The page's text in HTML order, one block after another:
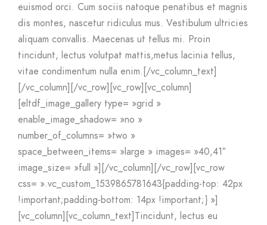
euismod orci. Cum sociis natoque penatibus et magnis
dis montes, nascetur ridiculus mus. Vestibulum ultricies
aliquam convallis. Maecenas ut tellus mi. Proin
tincidunt, lectus volutpat mattis,metus lacinia tellus,
vitae condimentum nulla enim.[/vc_column_text]
[/vc_column][/vc_row][vc_row][vc_column]
[eltdf_image_gallery type= »grid »
enable_image_shadow= »no »
number_of_columns= »two »
space_between_items= »large » images= »40,41″
image_size= »full »][/vc_column][/vc_row][vc_row
css= ».vc_custom_1539865781643{padding-top: 42px
!important;padding-bottom: 14px !important;} »]
[vc_column][vc_column_text]Tincidunt, lectus eu